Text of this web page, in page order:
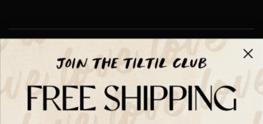
Over TILTIL
Help